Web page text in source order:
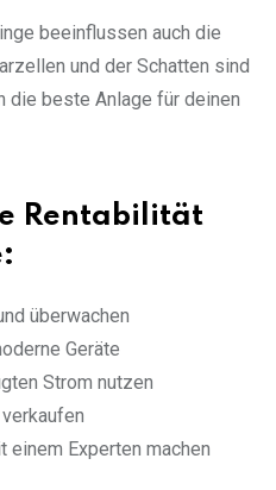
beeinflussen auch die
und der Schatten sind
die beste Anlage für deinen
Rentabilität
überwachen
Geräte
Strom nutzen
einem Experten machen